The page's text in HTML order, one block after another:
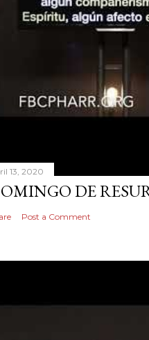
13, 2020
DE
Post a Comment